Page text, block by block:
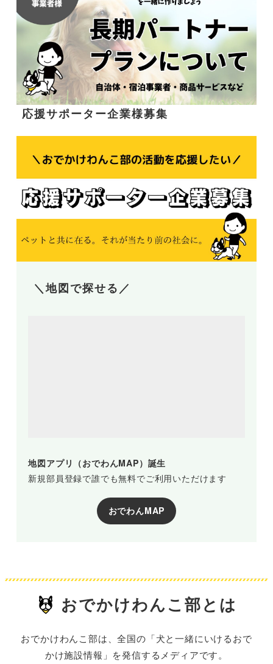
応援サポーター企業様募集
＼地図で探せる／
地図アプリ（おでわんMAP）誕生
新規部員登録で誰でも無料でご利用いただけます
おでわんMAP
おでかけわんこ部とは
おでかけわんこ部は、全国の「犬と一緒にいけるおで
かけ施設情報」を発信するメディアです。